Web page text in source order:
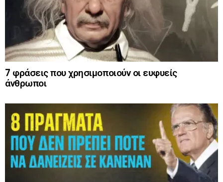
7 φράσεις που χρησιμοποιούν οι ευφυείς
άνθρωποι